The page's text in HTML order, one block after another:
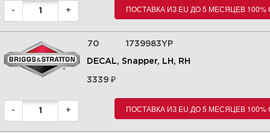
СНЕГОУБОРЩИК | 1696168-01 -
SS7522E, 22" 7.5 Gross TP
Single Stage Snowthrower |
- + ПОСТАВКА ИЗ EU ДО 5 МЕСЯЦЕВ
70 1739983YP
DECAL, Snapper, LH, RH
3339₽
- + ПОСТАВКА ИЗ EU ДО 5 МЕСЯЦЕВ